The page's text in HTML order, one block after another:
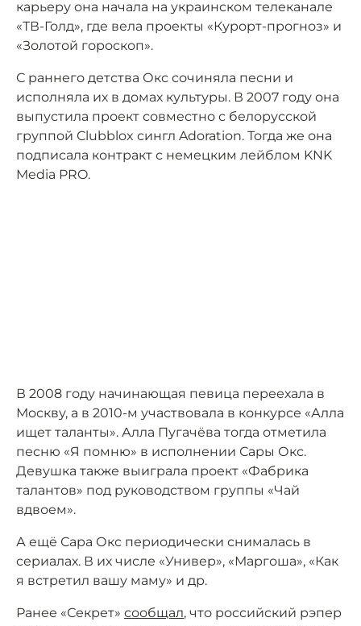
карьеру она начала на украинском телеканале
«ТВ-Голд», где вела проекты «Курорт-прогноз» и
«Золотой гороскоп».
С раннего детства Окс сочиняла песни и
исполняла их в домах культуры. В 2007 году она
выпустила проект совместно с белорусской
группой Сlubblox сингл Adoration. Тогда же она
подписала контракт с немецким лейблом KNK
Media PRO.
В 2008 году начинающая певица переехала в
Москву, а в 2010-м участвовала в конкурсе «Алла
ищет таланты». Алла Пугачёва тогда отметила
песню «Я помню» в исполнении Сары Окс.
Девушка также выиграла проект «Фабрика
талантов» под руководством группы «Чай
вдвоем».
А ещё Сара Окс периодически снималась в
сериалах. В их числе «Универ», «Маргоша», «Как
я встретил вашу маму» и др.
Ранее «Секрет» сообщал, что российский рэпер